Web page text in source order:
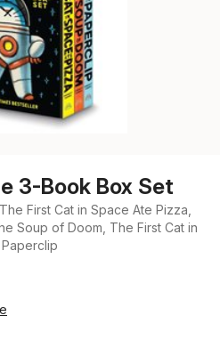
3-Book Box Set
First Cat in Space Ate Pizza,
Soup of Doom, The First Cat in